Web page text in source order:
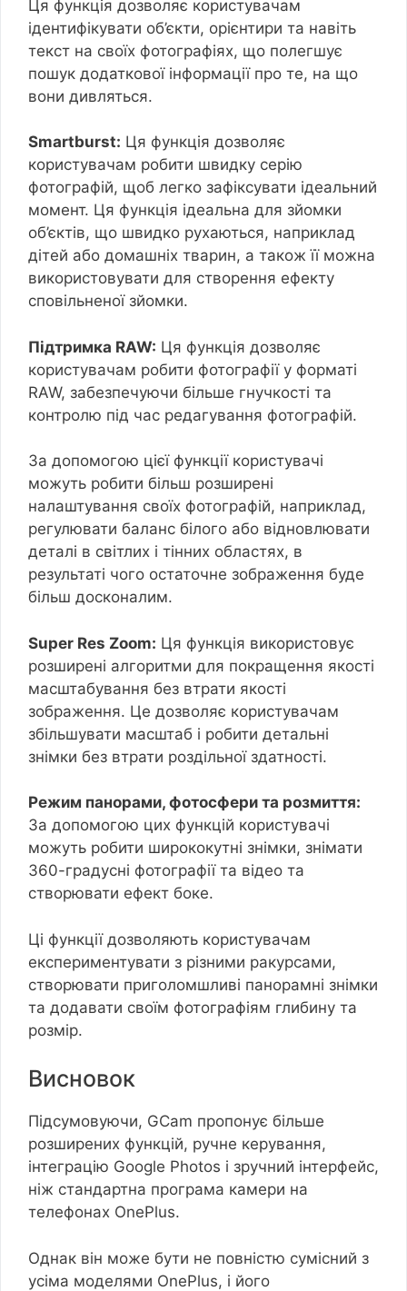
Ця функція дозволяє користувачам
ідентифікувати об’єкти, орієнтири та навіть
текст на своїх фотографіях, що полегшує
пошук додаткової інформації про те, на що
вони дивляться.
Smartburst: Ця функція дозволяє
користувачам робити швидку серію
фотографій, щоб легко зафіксувати ідеальний
момент. Ця функція ідеальна для зйомки
об’єктів, що швидко рухаються, наприклад
дітей або домашніх тварин, а також її можна
використовувати для створення ефекту
сповільненої зйомки.
Підтримка RAW: Ця функція дозволяє
користувачам робити фотографії у форматі
RAW, забезпечуючи більше гнучкості та
контролю під час редагування фотографій.
За допомогою цієї функції користувачі
можуть робити більш розширені
налаштування своїх фотографій, наприклад,
регулювати баланс білого або відновлювати
деталі в світлих і тінних областях, в
результаті чого остаточне зображення буде
більш досконалим.
Super Res Zoom: Ця функція використовує
розширені алгоритми для покращення якості
масштабування без втрати якості
зображення. Це дозволяє користувачам
збільшувати масштаб і робити детальні
знімки без втрати роздільної здатності.
Режим панорами, фотосфери та розмиття:
За допомогою цих функцій користувачі
можуть робити ширококутні знімки, знімати
360-градусні фотографії та відео та
створювати ефект боке.
Ці функції дозволяють користувачам
експериментувати з різними ракурсами,
створювати приголомшливі панорамні знімки
та додавати своїм фотографіям глибину та
розмір.
Висновок
Підсумовуючи, GCam пропонує більше
розширених функцій, ручне керування,
інтеграцію Google Photos і зручний інтерфейс,
ніж стандартна програма камери на
телефонах OnePlus.
Однак він може бути не повністю сумісний з
усіма моделями OnePlus, і його